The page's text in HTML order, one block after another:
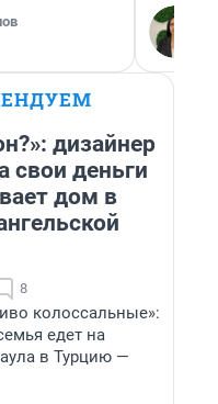
дизайнер
свои деньги
дом в
8
колоссальные»:
едет на
в Турцию —